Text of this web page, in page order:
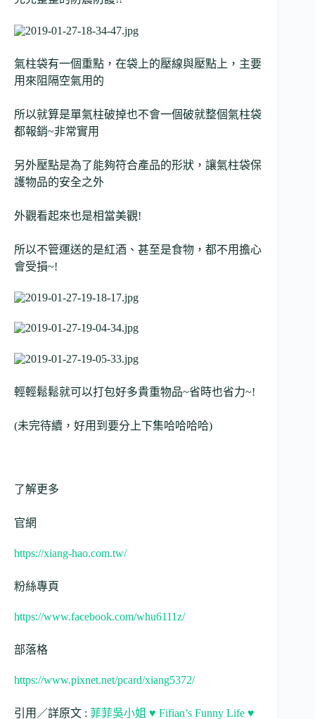
氣柱袋有一個重點，在袋上的壓線與壓點上，主要
用來阻隔空氣用的
所以就算是單氣柱破掉也不會一個破就整個氣柱袋
都報銷~非常實用
另外壓點是為了能夠符合產品的形狀，讓氣柱袋保
護物品的安全之外
外觀看起來也是相當美觀!
所以不管運送的是紅酒、甚至是食物，都不用擔心
會受損~!
輕輕鬆鬆就可以打包好多貴重物品~省時也省力~!
(未完待續，好用到要分上下集哈哈哈哈)
了解更多
官網
https://xiang-hao.com.tw/
粉絲專頁
https://www.facebook.com/whu6111z/
部落格
https://www.pixnet.net/pcard/xiang5372/
引用／詳原文 : 菲菲吳小姐 ♥ Fifian’s Funny Life ♥